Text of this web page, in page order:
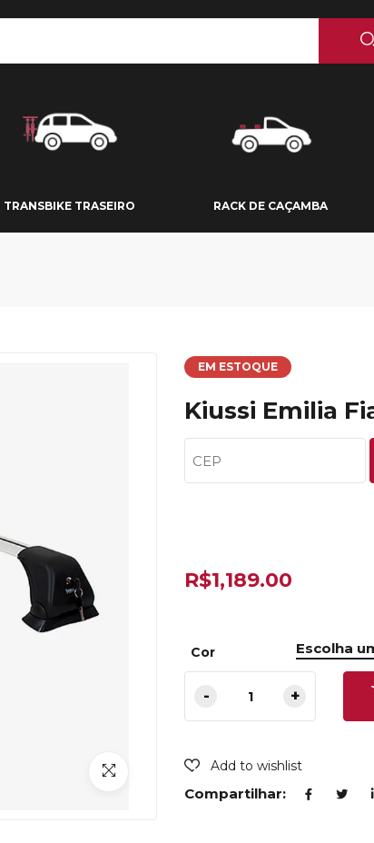
TRANSBIKE TRASEIRO RACK DE CAÇAMBA
EM ESTOQUE
Kiussi Emilia
R$1,189.00
Cor
Add to wishlist
Compartilhar: